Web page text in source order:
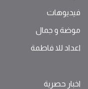
فيديوهات
موضة ‫و‬ ‫‬‫جمال‬
اعداد للا فاطمة
اخبار حصرية